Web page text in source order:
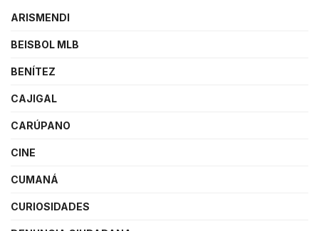
ARISMENDI
BEISBOL MLB
BENÍTEZ
CAJIGAL
CARÚPANO
CINE
CUMANÁ
CURIOSIDADES